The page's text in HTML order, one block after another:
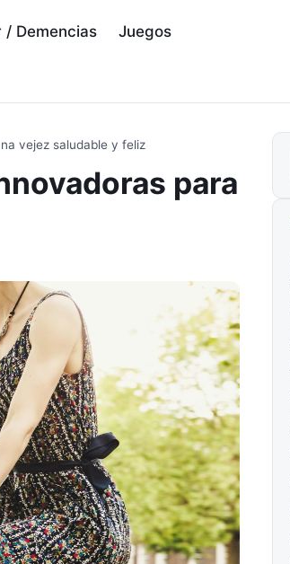
/ Demencias Juegos
vejez saludable y feliz
para